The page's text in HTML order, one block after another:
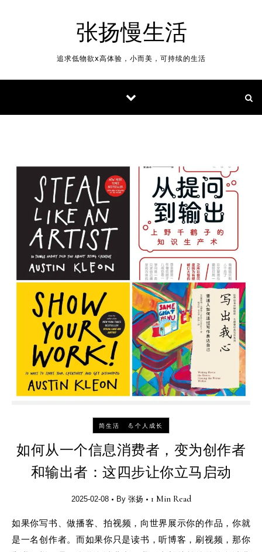
张扬慢生活
追求低物欲x高体验，小而美，可持续的生活
简生活 💪个人成长
如何从一个信息消费者，变为创作者
和输出者：这四步让你立马启动
2025-02-08 • By 张扬 • 1 Min Read
如果你写书、做播客、拍视频，向世界展示你的作品，你就
是一名创作者。而如果你只是读书，听博客，刷视频，那你